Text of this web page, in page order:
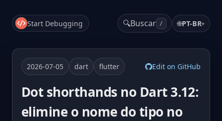
Start Debugging 🔍Buscar / 🌐PT-BR▾
2026-07-05 dart flutter Edit on GitHub
Dot shorthands no Dart 3.12:
elimine o nome do tipo no